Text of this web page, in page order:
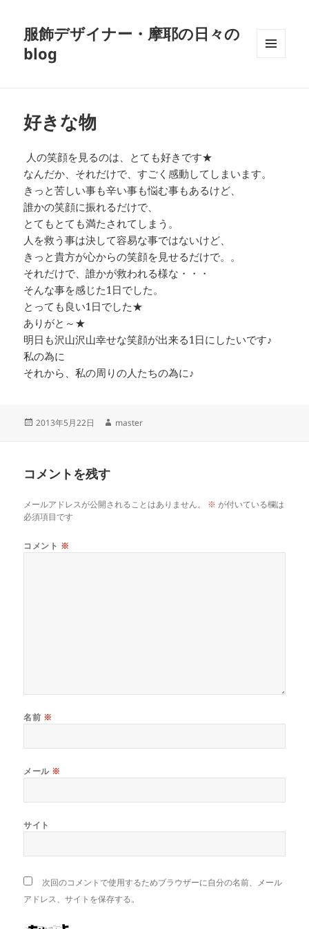
服飾デザイナー・摩耶の日々の
blog
好きな物
人の笑顔を見るのは、とても好きです★
なんだか、それだけで、すごく感動してしまいます。
きっと苦しい事も辛い事も悩む事もあるけど、
誰かの笑顔に振れるだけで、
とてもとても満たされてしまう。
人を救う事は決して容易な事ではないけど、
きっと貴方が心からの笑顔を見せるだけで。。
それだけで、誰かが救われる様な・・・
そんな事を感じた1日でした。
とっても良い1日でした★
ありがと～★
明日も沢山沢山幸せな笑顔が出来る1日にしたいです♪
私の為に
それから、私の周りの人たちの為に♪
投
2013年5月22日
作
master
コメントを残す
メールアドレスが公開されることはありません。 ※ が付いている欄は
必須項目です
コメント ※
名前 ※
メール ※
サイト
次回のコメントで使用するためブラウザーに自分の名前、メール
アドレス、サイトを保存する。